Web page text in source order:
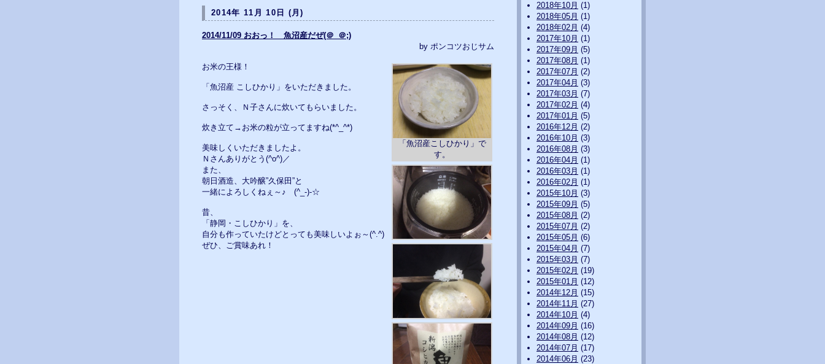
2014年 11月 10日 (月)
2014/11/09 おおっ！ 魚沼産だぜ(＠_＠;)
by ポンコツおじサム
「魚沼産こしひかり」で
す。
お米の王様！
「魚沼産 こしひかり」をいただきました。
さっそく、Ｎ子さんに炊いてもらいました。
炊き立て→お米の粒が立ってますね(*^_^*)
美味しくいただきましたよ。
Ｎさんありがとう(^o^)／
また、
朝日酒造、大吟醸”久保田”と
一緒によろしくねぇ～♪ (^_-)-☆
昔、
「静岡・こしひかり」を、
自分も作っていたけどとっても美味しいよぉ～(^.^)
ぜひ、ご賞味あれ！
2018年10月 (1)
2018年05月 (1)
2018年02月 (4)
2017年10月 (1)
2017年09月 (5)
2017年08月 (1)
2017年07月 (2)
2017年04月 (3)
2017年03月 (7)
2017年02月 (4)
2017年01月 (5)
2016年12月 (2)
2016年10月 (3)
2016年08月 (3)
2016年04月 (1)
2016年03月 (1)
2016年02月 (1)
2015年10月 (3)
2015年09月 (5)
2015年08月 (2)
2015年07月 (2)
2015年05月 (6)
2015年04月 (7)
2015年03月 (7)
2015年02月 (19)
2015年01月 (12)
2014年12月 (15)
2014年11月 (27)
2014年10月 (4)
2014年09月 (16)
2014年08月 (12)
2014年07月 (17)
2014年06月 (23)